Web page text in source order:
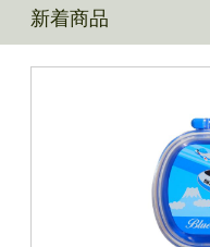
新着商品